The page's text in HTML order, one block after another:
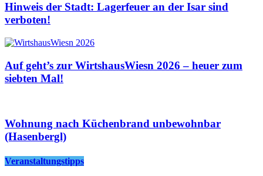
Hinweis der Stadt: Lagerfeuer an der Isar sind
verboten!
Auf geht’s zur WirtshausWiesn 2026 – heuer zum
siebten Mal!
Wohnung nach Küchenbrand unbewohnbar
(Hasenbergl)
Veranstaltungstipps